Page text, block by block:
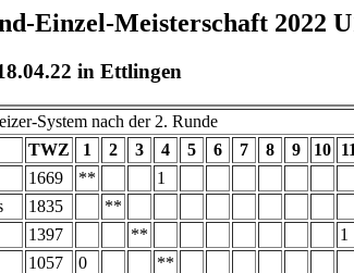
Einzel-Meisterschaft 2022
in Ettlingen
System nach der 2. Runde
TWZ 1 2 3 4 5 6 7 8 9 10 11
1669 ** 1
1835 **
1397 ** 1
1057 0 **